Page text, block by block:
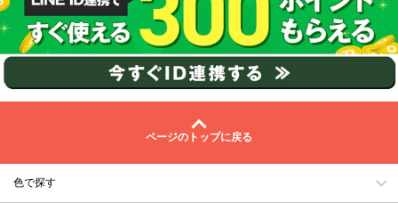
ページのトップに戻る
色で探す